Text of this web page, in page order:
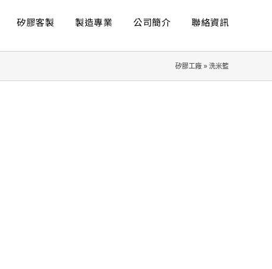
矽膠客製 製造專業 公司簡介 聯絡資訊
矽膠工廠 » 洗米籃